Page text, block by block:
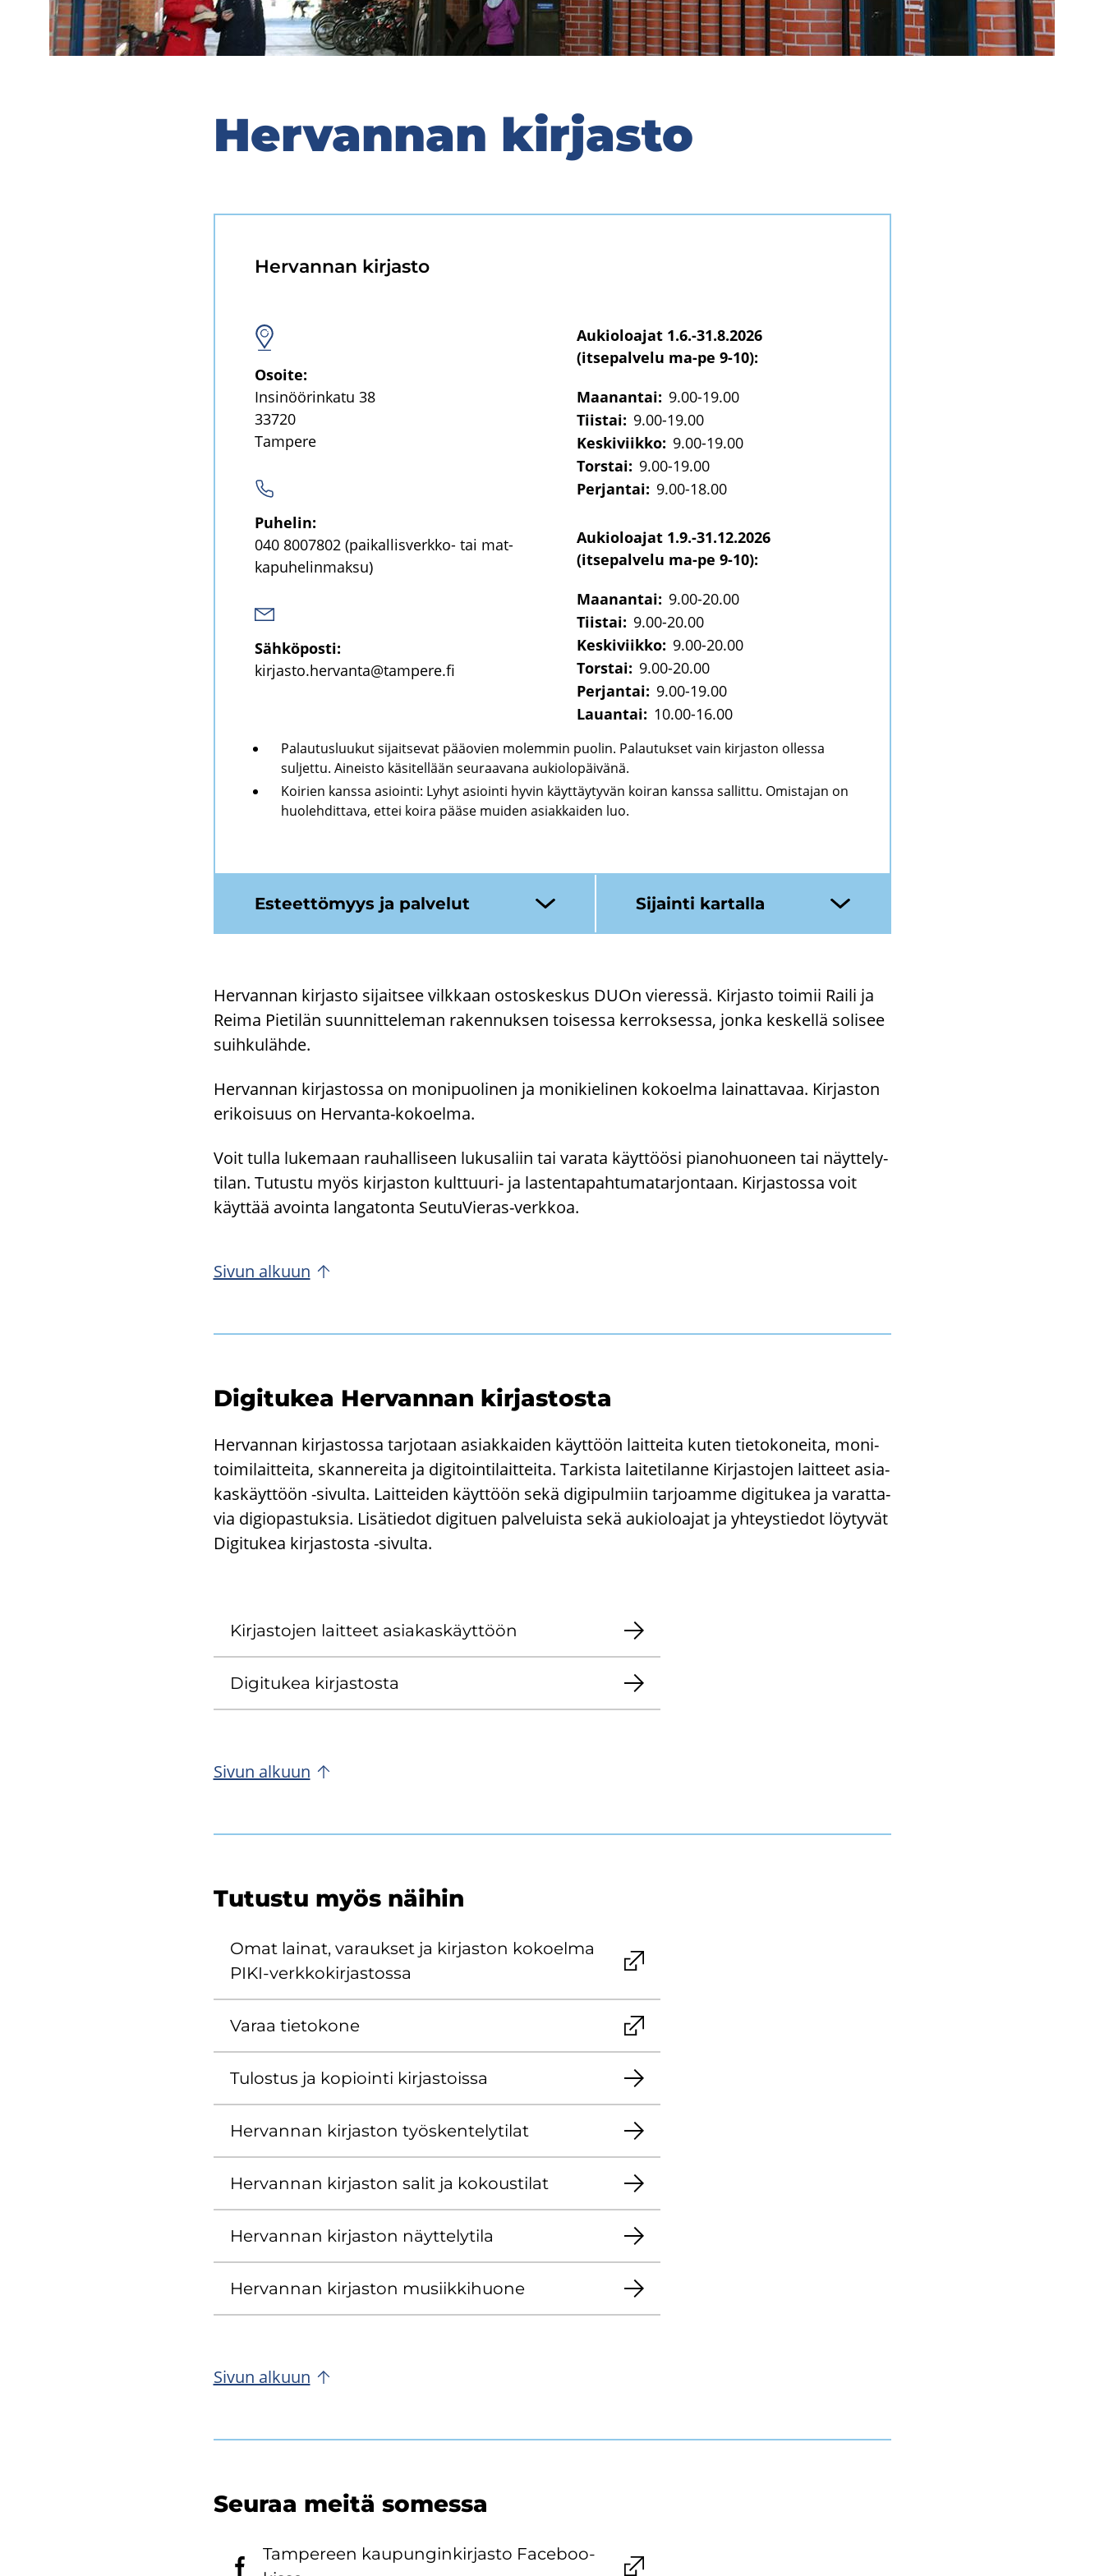
Her­van­nan kir­jas­to
Her­van­nan kir­jas­to
Osoi­te:
In­si­nöö­rin­ka­tu 38
33720
Tam­pe­re
Pu­he­lin:
040 8007802 (paikallisverkko-​ tai mat­
ka­pu­he­lin­mak­su)
Säh­kö­pos­ti:
kir­jas­to.her­van­ta@tam­pe­re.fi
Aukioloajat 1.6.-31.8.2026
(itsepalvelu ma-pe 9-10):
Maanantai: 9.00-19.00
Tiistai: 9.00-19.00
Keskiviikko: 9.00-19.00
Torstai: 9.00-19.00
Perjantai: 9.00-18.00
Aukioloajat 1.9.-31.12.2026
(itsepalvelu ma-pe 9-10):
Maanantai: 9.00-20.00
Tiistai: 9.00-20.00
Keskiviikko: 9.00-20.00
Torstai: 9.00-20.00
Perjantai: 9.00-19.00
Lauantai: 10.00-16.00
Palautusluukut sijaitsevat pääovien molemmin puolin. Palautukset vain kirjaston ollessa
suljettu. Aineisto käsitellään seuraavana aukiolopäivänä.
Koirien kanssa asiointi: Lyhyt asiointi hyvin käyttäytyvän koiran kanssa sallittu. Omistajan on
huolehdittava, ettei koira pääse muiden asiakkaiden luo.
Es­teet­tö­myys ja pal­ve­lut Si­jain­ti kar­tal­la
Her­van­nan kir­jas­to si­jait­see vilk­kaan os­tos­kes­kus DUOn vie­res­sä. Kir­jas­to toi­mii Raili ja
Reima Pie­ti­län suun­nit­te­le­man ra­ken­nuk­sen toi­ses­sa ker­rok­ses­sa, jonka kes­kel­lä so­li­see
suih­ku­läh­de.
Her­van­nan kir­jas­tos­sa on mo­ni­puo­li­nen ja mo­ni­kie­li­nen ko­koel­ma lai­nat­ta­vaa. Kir­jas­ton
eri­koi­suus on Hervanta-​kokoelma.
Voit tulla lu­ke­maan rau­hal­li­seen lu­kusa­liin tai va­ra­ta käyt­töö­si pia­no­huo­neen tai näyt­te­ly­
ti­lan. Tu­tus­tu myös kir­jas­ton kulttuuri-​ ja las­ten­ta­pah­tu­ma­tar­jon­taan. Kir­jas­tos­sa voit
käyt­tää avoin­ta lan­ga­ton­ta SeutuVieras-​verkkoa.
Sivun al­kuun
Di­gi­tu­kea Her­van­nan kir­jas­tos­ta
Her­van­nan kir­jas­tos­sa tar­jo­taan asiak­kai­den käyt­töön lait­tei­ta kuten tie­to­ko­nei­ta, mo­ni­
toi­mi­lait­tei­ta, skan­ne­rei­ta ja di­gi­toin­ti­lait­tei­ta. Tar­kis­ta lai­te­ti­lan­ne Kir­jas­to­jen lait­teet asia­
kas­käyt­töön -​sivulta. Lait­tei­den käyt­töön sekä di­gi­pul­miin tar­joam­me di­gi­tu­kea ja va­rat­ta­
via di­gio­pas­tuk­sia. Li­sä­tie­dot di­gi­tuen pal­ve­luis­ta sekä au­kio­loa­jat ja yh­teys­tie­dot löy­ty­vät
Di­gi­tu­kea kir­jas­tos­ta -​sivulta.
Kir­jas­to­jen lait­teet asia­kas­käyt­töön
Di­gi­tu­kea kir­jas­tos­ta
Sivun al­kuun
Tu­tus­tu myös näi­hin
Omat lai­nat, va­rauk­set ja kir­jas­ton ko­koel­ma
PIKI-​verkkokirjastossa
Varaa tie­to­ko­ne
Tu­los­tus ja ko­pioin­ti kir­jas­tois­sa
Her­van­nan kir­jas­ton työs­ken­te­ly­ti­lat
Her­van­nan kir­jas­ton salit ja ko­kous­ti­lat
Her­van­nan kir­jas­ton näyt­te­ly­ti­la
Her­van­nan kir­jas­ton musiik­ki­huo­ne
Sivun al­kuun
Seu­raa meitä so­mes­sa
Tam­pe­reen kau­pun­gin­kir­jas­to Face­boo­